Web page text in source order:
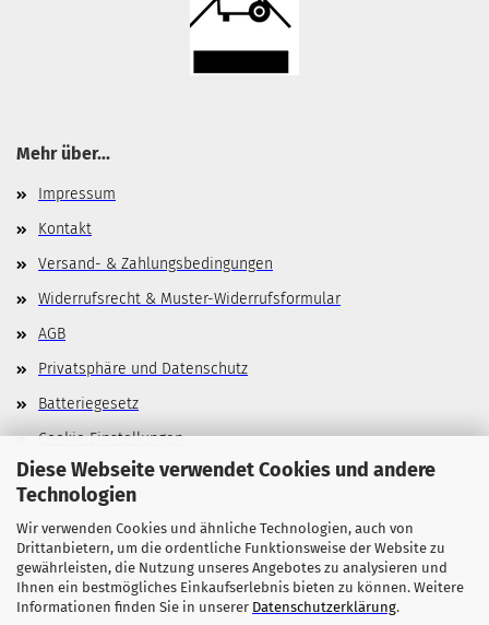
Diese Webseite verwendet Cookies und andere
Technologien
Wir verwenden Cookies und ähnliche Technologien, auch von
Drittanbietern, um die ordentliche Funktionsweise der Website zu
gewährleisten, die Nutzung unseres Angebotes zu analysieren und
Ihnen ein bestmögliches Einkaufserlebnis bieten zu können. Weitere
Informationen finden Sie in unserer Datenschutzerklärung.
Mehr über...
Impressum
Kontakt
Versand- & Zahlungsbedingungen
Widerrufsrecht & Muster-Widerrufsformular
AGB
Privatsphäre und Datenschutz
Batteriegesetz
Cookie Einstellungen
Allgemeines
Stellenangebote